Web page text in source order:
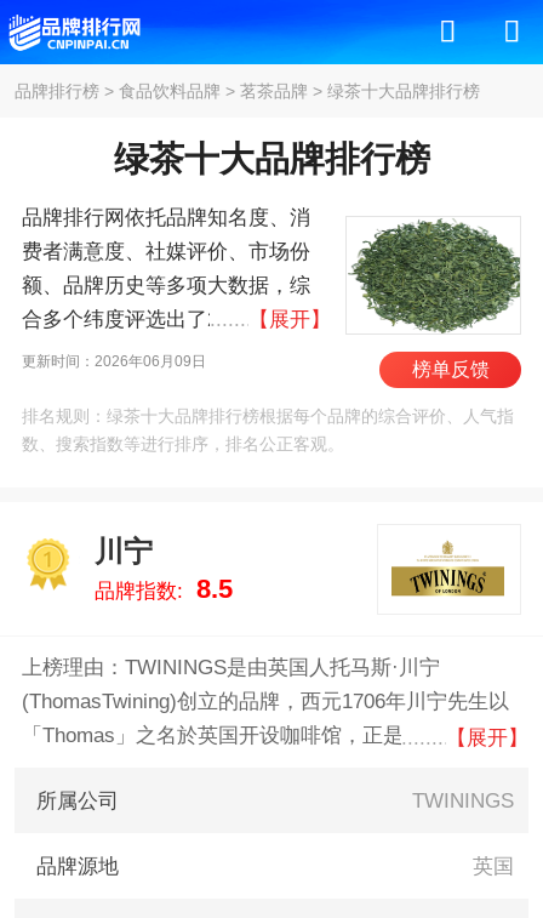
品牌排行榜> 食品饮料品牌 > 茗茶品牌 > 绿茶十大品牌排行榜
绿茶十大品牌排行榜
品牌排行网依托品牌知名度、消
费者满意度、社媒评价、市场份
额、品牌历史等多项大数据，综
合多个纬度评选出了2026年绿茶
十大品牌排行榜，其中前十名
井、立顿/Lipton、君山银针、黄山
毛峰、吴裕泰、谢裕大、谢正
么牌子好，供您参考。
【展开】
更新时间：2026年06月09日 榜单反馈
排名规则：绿茶十大品牌排行榜根据每个品牌的综合评价、人气指
数、搜索指数等进行排序，排名公正客观。
1
川宁
品牌指数: 8.5
上榜理由：TWININGS是由英国人托马斯·川宁
(ThomasTwining)创立的品牌，西元1706年川宁先生以
「Thomas」之名於英国开设咖啡馆，正是TWININGS
新潮流。在全世界爱好茶文化的人眼中，川宁茶就
【展开】
所属公司 TWININGS
品牌源地 英国